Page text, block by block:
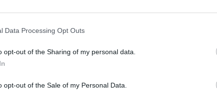
Data Processing Opt Outs
opt-out of the Sharing of my personal data.
opt-out of the Sale of my Personal Data.
Istituto tecnico Grafica e Comunicazioni